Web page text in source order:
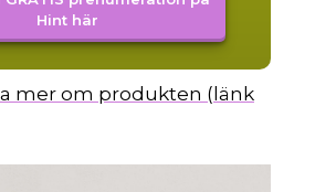
Hint här
mer om produkten (länk